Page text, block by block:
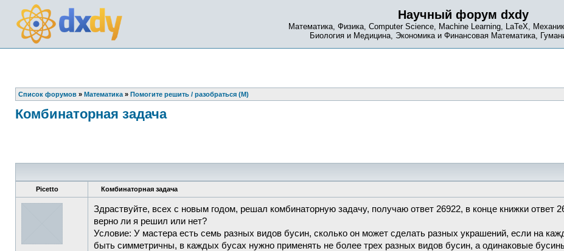
Научный форум dxdy
Математика, Физика, Computer Science, Machine Learning, LaTeX,
Биология и Медицина, Экономика и Финансовая Математика,
Список форумов » Математика » Помогите решить / разобраться (М)
Комбинаторная задача
Picetto Комбинаторная задача
Здраствуйте, всех с новым годом, решал комбинаторную задачу, получаю ответ 26922, в конце книжки ответ
верно ли я решил или нет?
Условие: У мастера есть семь разных видов бусин, сколько он может сделать разных украшений, если на
быть симметричны, в каждых бусах нужно применять не более трех разных видов бусин, а одинаковые